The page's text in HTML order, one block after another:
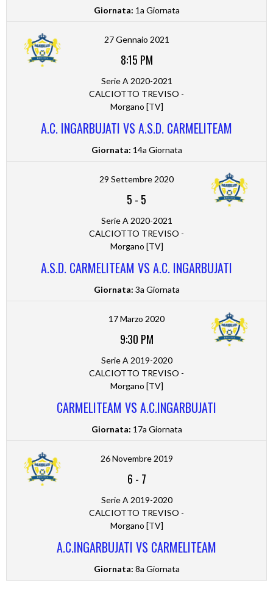
Giornata: 1a Giornata
27 Gennaio 2021
8:15 PM
Serie A 2020-2021
CALCIOTTO TREVISO -
Morgano [TV]
A.C. INGARBUJATI VS A.S.D. CARMELITEAM
Giornata: 14a Giornata
29 Settembre 2020
5 - 5
Serie A 2020-2021
CALCIOTTO TREVISO -
Morgano [TV]
A.S.D. CARMELITEAM VS A.C. INGARBUJATI
Giornata: 3a Giornata
17 Marzo 2020
9:30 PM
Serie A 2019-2020
CALCIOTTO TREVISO -
Morgano [TV]
CARMELITEAM VS A.C.INGARBUJATI
Giornata: 17a Giornata
26 Novembre 2019
6 - 7
Serie A 2019-2020
CALCIOTTO TREVISO -
Morgano [TV]
A.C.INGARBUJATI VS CARMELITEAM
Giornata: 8a Giornata